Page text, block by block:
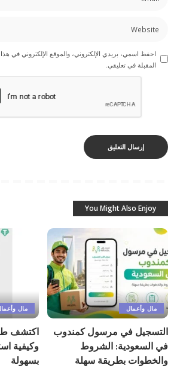
احفظ اسمي، بريدي الإلكتروني، والموقع الإلكتروني في
المقبلة في تعليقي.
You Might Also Enjoy
مال وأعمال
التسجيل في مرسول كمندوب
في السعودية: الشروط
والخطوات بطريقة سهلة
مال
اكتشف
وكيفية
بسهولة